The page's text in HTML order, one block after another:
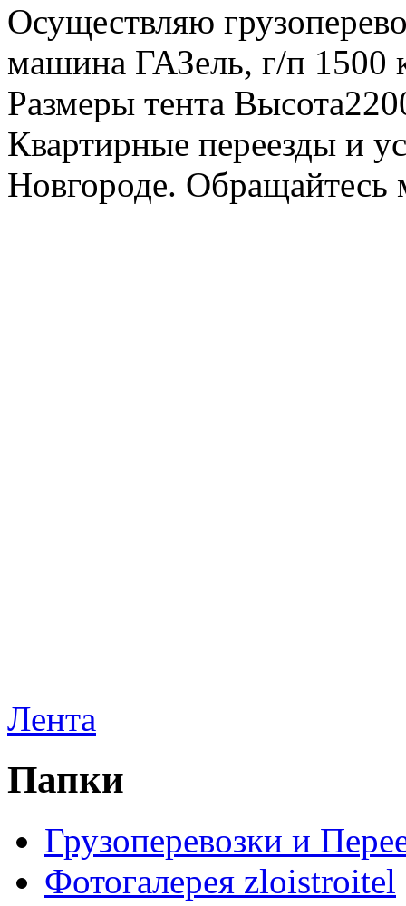
Осуществляю
машина ГАЗель, г/п 1500
Размеры тента
Квартирные переезды и
Новгороде.
Лента
Папки
Грузоперевозки и
Фотогалерея zloistroitel